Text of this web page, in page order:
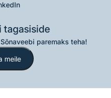
tagasiside
paremaks teha!
meile